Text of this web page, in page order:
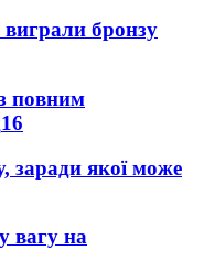
виграли бронзу
повним
16
заради якої може
вагу на